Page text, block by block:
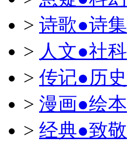
> 诗歌●诗集
> 人文●社科
> 传记●历史
> 漫画●绘本
> 经典●致敬